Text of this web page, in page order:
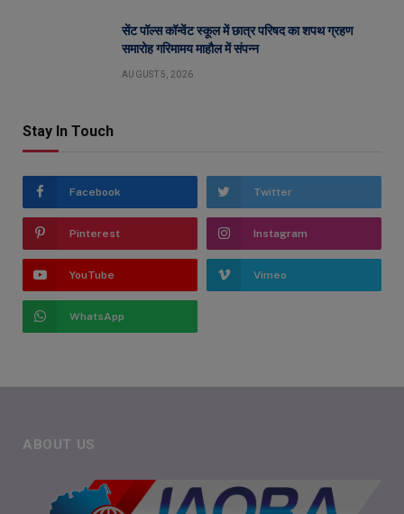
सेंट पॉल्स कॉन्वेंट स्कूल में छात्र परिषद का शपथ ग्रहण
समारोह गरिमामय माहौल में संपन्न
AUGUST 5, 2026
Stay In Touch
Facebook Twitter
Pinterest Instagram
YouTube Vimeo
WhatsApp
ABOUT US